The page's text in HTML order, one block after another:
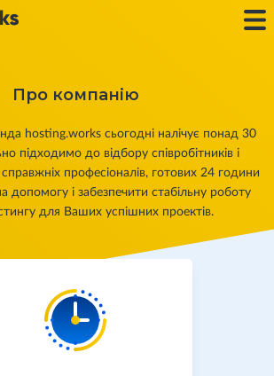
Про компанію
hosting.works сьогодні налічує понад 30
підходимо до відбору співробітників і
професіоналів, готових 24 години
допомогу і забезпечити стабільну роботу
для Ваших успішних проектів.